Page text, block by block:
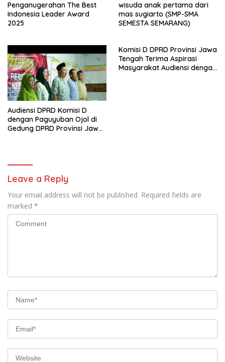
Penganugerahan The Best
Indonesia Leader Award
2025
wisuda anak pertama dari
mas sugiarto (SMP-SMA
SEMESTA SEMARANG)
Audiensi DPRD Komisi D
dengan Paguyuban Ojol di
Gedung DPRD Provinsi Jawa
Komisi D DPRD Provinsi Jawa
Tengah Terima Aspirasi
Masyarakat Audiensi dengan
Leave a Reply
Your email address will not be published. Required fields are
marked *